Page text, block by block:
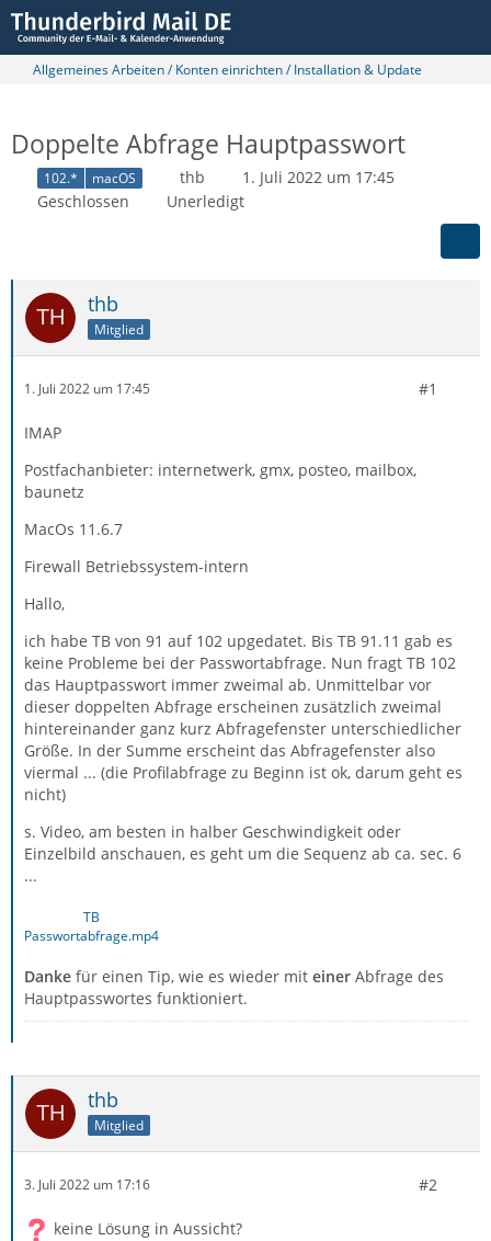
Allgemeines Arbeiten / Konten einrichten / Installation & Update
Doppelte Abfrage Hauptpasswort
102.* macOS thb
1. Juli 2022 um 17:45
Geschlossen
Unerledigt
thb
Mitglied
1. Juli 2022 um 17:45 #1
IMAP
Postfachanbieter: internetwerk, gmx, posteo, mailbox,
baunetz
MacOs 11.6.7
Firewall Betriebssystem-intern
Hallo,
ich habe TB von 91 auf 102 upgedatet. Bis TB 91.11 gab es
keine Probleme bei der Passwortabfrage. Nun fragt TB 102
das Hauptpasswort immer zweimal ab. Unmittelbar vor
dieser doppelten Abfrage erscheinen zusätzlich zweimal
hintereinander ganz kurz Abfragefenster unterschiedlicher
Größe. In der Summe erscheint das Abfragefenster also
viermal ... (die Profilabfrage zu Beginn ist ok, darum geht es
nicht)
s. Video, am besten in halber Geschwindigkeit oder
Einzelbild anschauen, es geht um die Sequenz ab ca. sec. 6
...
TB
Passwortabfrage.mp4
Danke für einen Tip, wie es wieder mit einer Abfrage des
Hauptpasswortes funktioniert.
thb
Mitglied
3. Juli 2022 um 17:16 #2
keine Lösung in Aussicht?